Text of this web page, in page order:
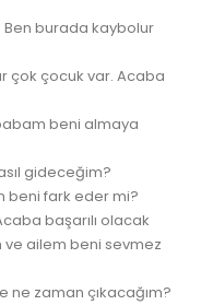
Ben burada kaybolur
çok çocuk var. Acaba
beni almaya
gideceğim?
beni fark eder mi?
başarılı olacak
ve ailem beni sevmez
ne zaman çıkacağım?